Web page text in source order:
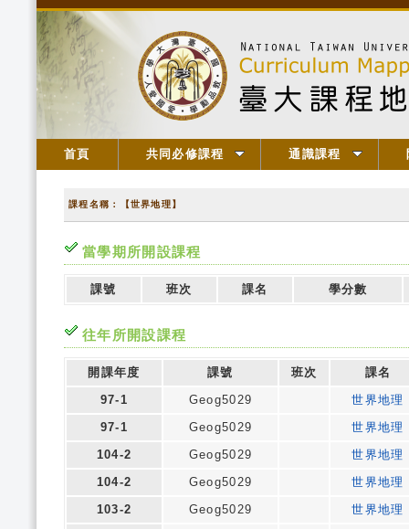
首頁 共同必修課程 通識課程
課程名稱：【世界地理】
當學期所開設課程
課號 班次 課名 學分數
往年所開設課程
開課年度 課號 班次
課名
97-1
Geog5029
世界地理
97-1
Geog5029
世界地理
104-2
Geog5029
世界地理
104-2
Geog5029
世界地理
103-2
Geog5029
世界地理